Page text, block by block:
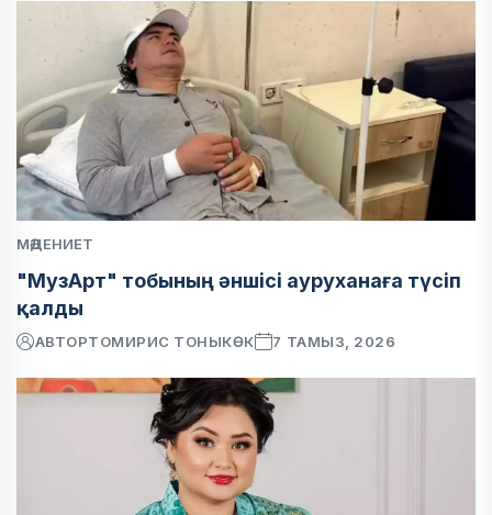
МӘДЕНИЕТ
"МузАрт" тобының әншісі ауруханаға түсіп
қалды
АВТОРТОМИРИС ТОНЫКӨК 7 ТАМЫЗ, 2026